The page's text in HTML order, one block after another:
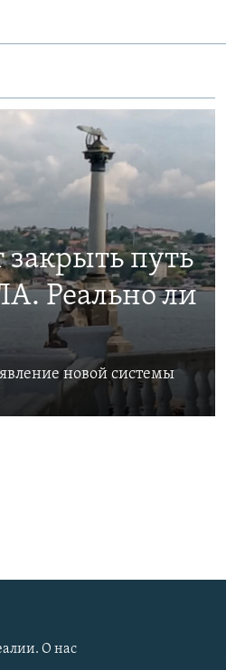
путь
Реально ли
новой системы
О нас